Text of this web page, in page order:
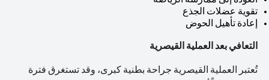
تقوية عضلات الجذع
إعادة تأهيل الحوض
التعافي بعد العملية القيصرية
تُعتبر العملية القيصرية جراحة بطنية كبرى، وقد تستغرق فترة